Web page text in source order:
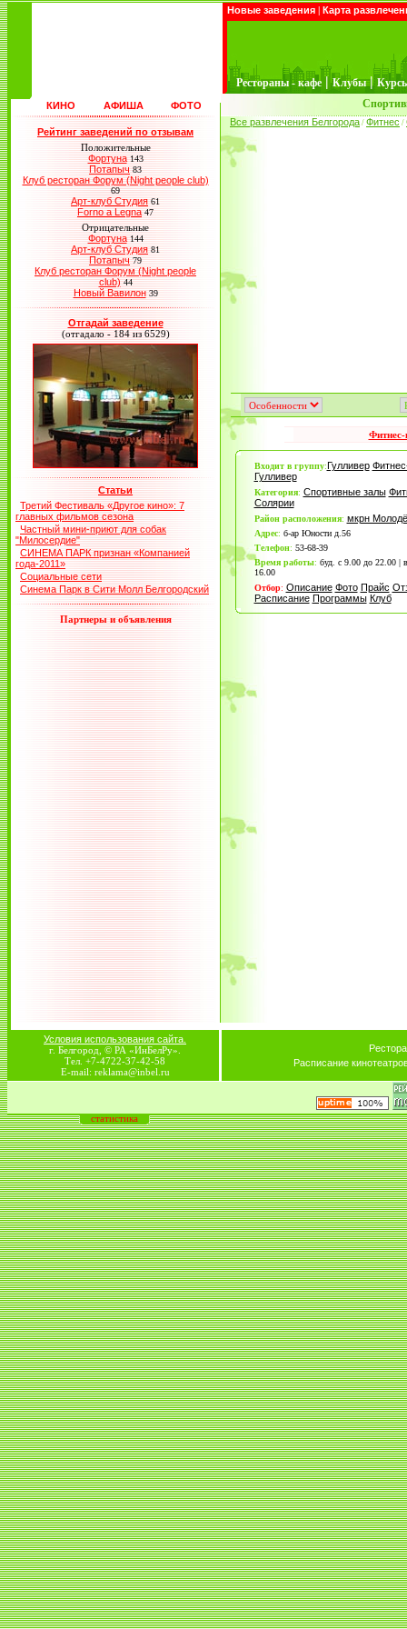
Новые заведения | Карта
Рестораны - кафе | Клубы |
КИНО АФИША ФОТО
Рейтинг заведений по отзывам
Положительные
Фортуна 143
Потапыч 83
Клуб ресторан Форум (Night people club)
69
Арт-клуб Студия 61
Forno a Legna 47
Отрицательные
Фортуна 144
Арт-клуб Студия 81
Потапыч 79
Клуб ресторан Форум (Night people
club) 44
Новый Вавилон 39
Отгадай заведение
(отгадало - 184 из 6529)
Статьи
Третий Фестиваль «Другое кино»: 7
главных фильмов сезона
Частный мини-приют для собак
"Милосердие"
СИНЕМА ПАРК признан «Компанией
года-2011»
Социальные сети
Синема Парк в Сити Молл Белгородский
Партнеры и объявления
Все развлечения Белгорода / Фитнес /
Фитнес-
Входит в группу:Гулливер
Гулливер
Категория: Спортивные залы
Солярии
Район расположения: мкрн
Адрес: б-ар Юности д.56
Телефон: 53-68-39
Время работы: буд. с 9.00 до 22.00 |
16.00
Отбор: Описание Фото Прайс
Расписание Программы Клуб
Условия использования сайта.
г. Белгород, © РА «ИнБелРу».
Тел. +7-4722-37-42-58
E-mail: reklama@inbel.ru
Расписание
статистика